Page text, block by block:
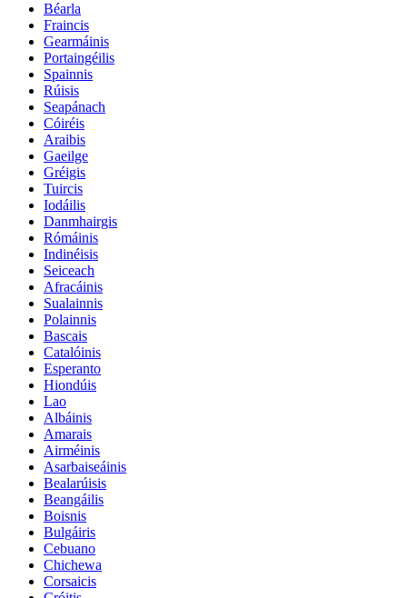
Béarla
Fraincis
Gearmáinis
Portaingéilis
Spainnis
Rúisis
Seapánach
Cóiréis
Araibis
Gaeilge
Gréigis
Tuircis
Iodáilis
Danmhairgis
Rómáinis
Indinéisis
Seiceach
Afracáinis
Sualainnis
Polainnis
Bascais
Catalóinis
Esperanto
Hiondúis
Lao
Albáinis
Amarais
Airméinis
Asarbaiseáinis
Bealarúisis
Beangáilis
Boisnis
Bulgáiris
Cebuano
Chichewa
Corsaicis